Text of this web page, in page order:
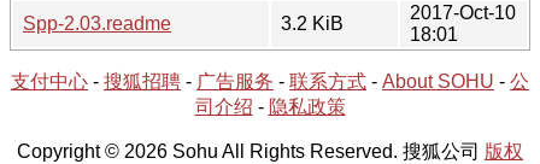
Spp-2.03.readme
3.2 KiB
2017-Oct-10
18:01
支付中心 - 搜狐招聘 - 广告服务 - 联系方式 - About SOHU - 公
司介绍 - 隐私政策
Copyright © 2026 Sohu All Rights Reserved. 搜狐公司 版权